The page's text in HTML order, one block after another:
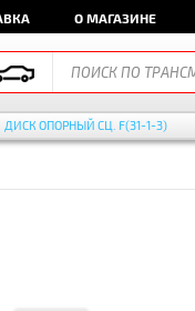
О МАГАЗИНЕ
ДИСК ОПОРНЫЙ СЦ. F(31-1-3)